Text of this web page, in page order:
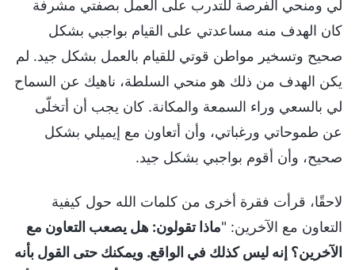
لي ومنحي الفرصة للتدرب على العمل بصفتي مشرفة
كان الهدف منه مساعدتي على القيام بواجبي بشكل
صحيح وتسخير مواطن قوتي للقيام بالعمل بشكل جيد. لم
يكن الهدف من ذلك هو منحي السلطة، ناهيك عن السماح
لي بالسعي وراء السمعة والمكانة. كان يجب أن أتخلّى
عن طموحاتي ورغباتي، وأن أتعاون مع إيميلي بشكل
صحيح، وأن أقوم بواجبي بشكل جيد.
لاحقًا، قرأت فقرة أخرى من كلمات الله حول كيفية
التعاون مع الآخرين: "ماذا تقولون: هل يصعب التعاون مع
الآخرين؟ إنه ليس كذلك في الواقع. ويمكنك حتى القول بأنه